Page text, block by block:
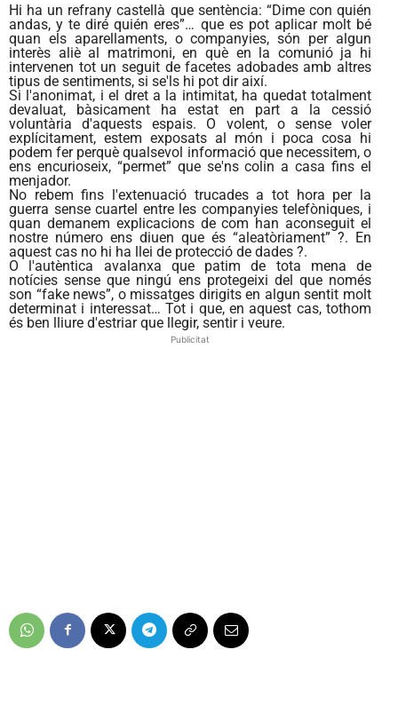
Hi ha un refrany castellà que sentència: “Dime con quién
andas, y te diré quién eres”… que es pot aplicar molt bé
quan els aparellaments, o companyies, són per algun
interès aliè al matrimoni, en què en la comunió ja hi
intervenen tot un seguit de facetes adobades amb altres
tipus de sentiments, si se'ls hi pot dir així.
Si l'anonimat, i el dret a la intimitat, ha quedat totalment
devaluat, bàsicament ha estat en part a la cessió
voluntària d'aquests espais. O volent, o sense voler
explícitament, estem exposats al món i poca cosa hi
podem fer perquè qualsevol informació que necessitem, o
ens encurioseix, “permet” que se'ns colin a casa fins el
menjador.
No rebem fins l'extenuació trucades a tot hora per la
guerra sense cuartel entre les companyies telefòniques, i
quan demanem explicacions de com han aconseguit el
nostre número ens diuen que és “aleatòriament” ?. En
aquest cas no hi ha llei de protecció de dades ?.
O l'autèntica avalanxa que patim de tota mena de
notícies sense que ningú ens protegeixi del que només
son “fake news”, o missatges dirigits en algun sentit molt
determinat i interessat… Tot i que, en aquest cas, tothom
és ben lliure d'estriar que llegir, sentir i veure.
Publicitat